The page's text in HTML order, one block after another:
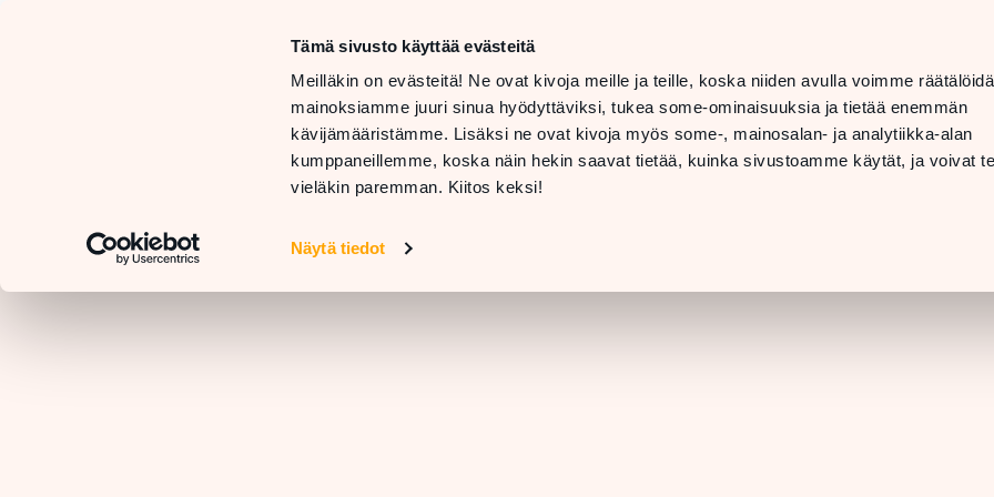
Tämä sivusto käyttää evästeitä
Meilläkin on evästeitä! Ne ovat kivoja meille ja teille, koska niiden avulla voimme
mainoksiamme juuri sinua hyödyttäviksi, tukea some-ominaisuuksia ja tietää enemmän
kävijämääristämme. Lisäksi ne ovat kivoja myös some-, mainosalan- ja analytiikka-alan
kumppaneillemme, koska näin hekin saavat tietää, kuinka sivustoamme käytät, ja voivat
vieläkin paremman. Kiitos keksi!
Näytä tiedot
LIIKKEEN TIEDOT
LIIKKEET
JA
PALVELUT
RAVINTOLAT LAHJAKORTTI